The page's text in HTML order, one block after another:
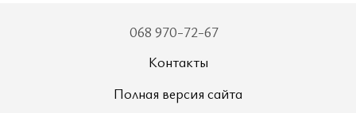
068 970-72-67
Контакты
Полная версия сайта